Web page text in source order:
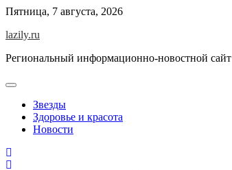
Skip
content
Пятница, 7 августа, 2026
lazily.ru
Региональный информационно-новостной сайт
Звезды
Здоровье и красота
Новости